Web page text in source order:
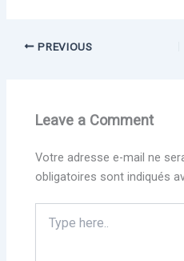
PREVIOUS
Leave a Comment
Votre adresse e-mail ne
obligatoires sont indiqués
here..